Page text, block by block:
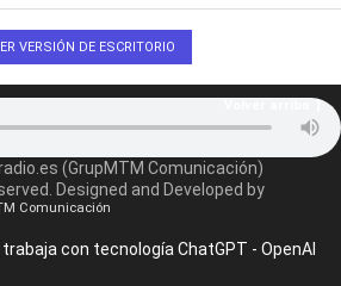
VERSIÓN DE ESCRITORIO
(GrupMTM Comunicación)
Designed and Developed by
Comunicación
con tecnología ChatGPT - OpenAI